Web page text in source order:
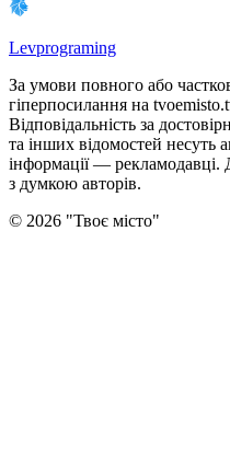
Levprograming
За умови повного або
гіперпосилання на
Відповідальність за
та інших відомостей несуть
інформації — рекламодавці.
з думкою авторiв.
© 2026 "Твоє місто"